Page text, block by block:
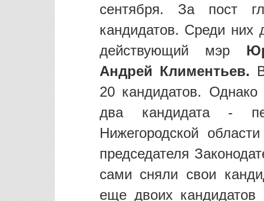
сентября. За пост
кандидатов. Среди них
действующий мэр
Андрей Климентьев.
20 кандидатов.
два кандидата -
Нижегородской
председателя
сами сняли свои
еще двоих